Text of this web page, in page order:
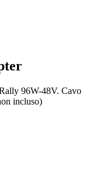
96W-48V. Cavo
incluso)